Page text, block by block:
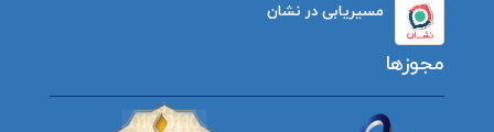
مسیریابی در نشان
مجوزها